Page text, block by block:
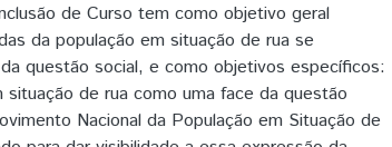
de Curso tem como objetivo geral
da população em situação de rua se
questão social, e como objetivos específicos:
situação de rua como uma face da questão
Nacional da População em Situação de